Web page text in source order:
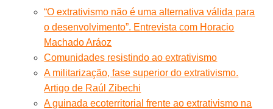
“O extrativismo não é uma alternativa válida para
o desenvolvimento”. Entrevista com Horacio
Machado Aráoz
Comunidades resistindo ao extrativismo
A militarização, fase superior do extrativismo.
Artigo de Raúl Zibechi
A guinada ecoterritorial frente ao extrativismo na